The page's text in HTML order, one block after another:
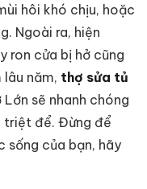
hôi khó chịu, hoặc
Ngoài ra, hiện
ron cửa bị hở cũng
lâu năm, thợ sửa tủ
sẽ nhanh chóng
triệt để. Đừng để
sống của bạn, hãy